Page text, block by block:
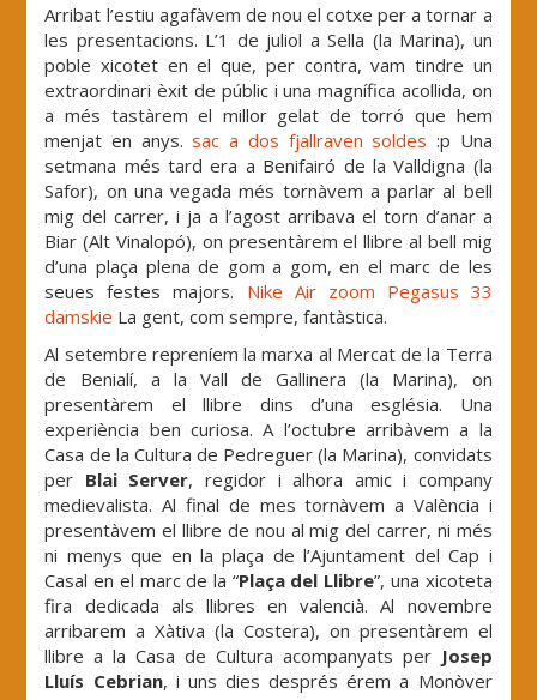
Arribat l’estiu agafàvem de nou el cotxe per a tornar a
les presentacions. L’1 de juliol a Sella (la Marina), un
poble xicotet en el que, per contra, vam tindre un
extraordinari èxit de públic i una magnífica acollida, on
a més tastàrem el millor gelat de torró que hem
menjat en anys.sac a dos fjallraven soldes :p Una
setmana més tard era a Benifairó de la Valldigna (la
Safor), on una vegada més tornàvem a parlar al bell
mig del carrer, i ja a l’agost arribava el torn d’anar a
Biar (Alt Vinalopó), on presentàrem el llibre al bell mig
d’una plaça plena de gom a gom, en el marc de les
seues festes majors. Nike Air zoom Pegasus 33
damskie La gent, com sempre, fantàstica.
Al setembre repreníem la marxa al Mercat de la Terra
de Benialí, a la Vall de Gallinera (la Marina), on
presentàrem el llibre dins d’una església. Una
experiència ben curiosa. A l’octubre arribàvem a la
Casa de la Cultura de Pedreguer (la Marina), convidats
per Blai Server, regidor i alhora amic i company
medievalista. Al final de mes tornàvem a València i
presentàvem el llibre de nou al mig del carrer, ni més
ni menys que en la plaça de l’Ajuntament del Cap i
Casal en el marc de la “Plaça del Llibre”, una xicoteta
fira dedicada als llibres en valencià. Al novembre
arribarem a Xàtiva (la Costera), on presentàrem el
llibre a la Casa de Cultura acompanyats per Josep
Lluís Cebrian, i uns dies després érem a Monòver